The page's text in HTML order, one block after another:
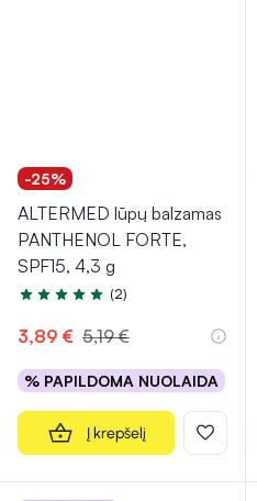
-25%
ALTERMED lūpų balzamas
PANTHENOL FORTE,
SPF15, 4,3 g
Įvertinimas 5.0 iš 5
(2)
3,89 € 5,19 €
% PAPILDOMA NUOLAIDA
Į krepšelį